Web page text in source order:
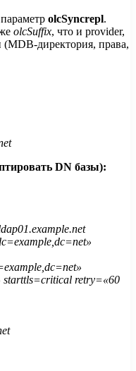
olcSyncrepl.
olcSuffix, что и provider,
директория, права,
DN базы):
retry=«60